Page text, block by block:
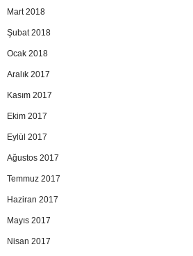
Mart 2018
Şubat 2018
Ocak 2018
Aralık 2017
Kasım 2017
Ekim 2017
Eylül 2017
Ağustos 2017
Temmuz 2017
Haziran 2017
Mayıs 2017
Nisan 2017